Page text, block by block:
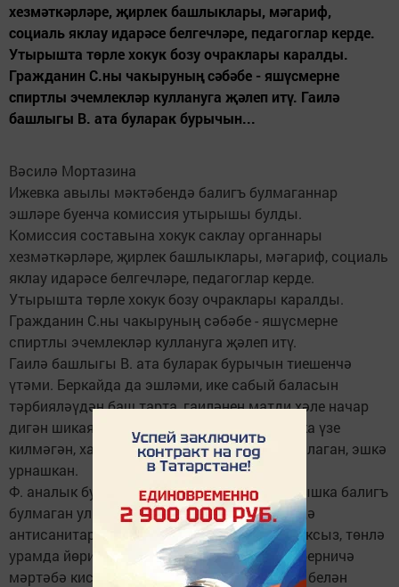
хезмәткәрләре, җирлек башлыклары, мәгариф,
социаль яклау идарәсе белгечләре, педагоглар керде.
Утырышта төрле хокук бозу очраклары каралды.
Гражданин С.ны чакыруның сәбәбе - яшүсмерне
спиртлы эчемлекләр куллануга җәлеп итү. Гаилә
башлыгы В. ата буларак бурычын...
Вәсилә Мортазина
Ижевка авылы мәктәбендә балигъ булмаганнар
эшләре буенча комиссия утырышы булды.
Комиссия составына хокук саклау органнары
хезмәткәрләре, җирлек башлыклары, мәгариф, социаль
яклау идарәсе белгечләре, педагоглар керде.
Утырышта төрле хокук бозу очраклары каралды.
Гражданин С.ны чакыруның сәбәбе - яшүсмерне
спиртлы эчемлекләр куллануга җәлеп итү.
Гаилә башлыгы В. ата буларак бурычын тиешенчә
үтәми. Беркайда да эшләми, ике сабый баласын
тәрбияләүдән баш тарта, гаиләнең матди хәле начар
дигән шикаятьләр алынды. Әмма утырышка үзе
килмәгән, хатыны сүзләренчә, ул эчүен ташлаган, эшкә
урнашкан.
Ф. аналык бурычын тиешенчә үтәми. Утырышка балигъ
булмаган улы белән чакырылган. Өйләрендә
антисанитария, малайның киемнәре җыйнаксыз, төнлә
урамда йөри - болар турында укытучылар берничә
мәртәбә кисәтү ясаган. Үсмернең өлкәннәр белән